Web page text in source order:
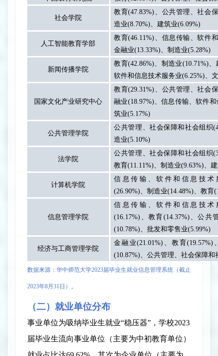
社会学院
教育(47.83%) 、公共管理、社会
造业(8.70%) 、建筑业(6.09%)
人工智能教育学部
教育(46.11%) 、信息传输、软件
金融业(13.33%) 、制造业(5.28%)
新闻传播学院
教育(42.86%) 、制造业(10.71%)
软件和信息技术服务业(6.25%) 、
国家文化产业研究中心
教育(29.31%) 、公共管理、社会
融业(18.97%) 、信息传输、软件
筑业(5.17%)
公共管理学院
公共管理、社会保障和社会组织
造业(5.10%)
法学院
公共管理、社会保障和社会组织
教育(11.11%) 、制造业(9.63%) 、
计算机学院
信息传输、软件和信息技术
(26.90%) 、制造业(14.48%) 、教育
信息管理学院
信息传输、软件和信息技术
(16.17%) 、教育 (14.37%) 、公共
(10.78%) 、批发和零售业(5.99%)
经济与工商管理学院
金融业(21.01%) 、教育(19.57%)
(10.87%) 、公共管理、社会保障和
数据来源：华中师范大学2023届毕业生就业信息管理系统（截止
2023年8月31 日 ）。
（二）就业单位分布
事业单位为吸纳毕业生就业“稳压器”，学校2023
届毕业生流向事业单位（主要为中初教育单位）